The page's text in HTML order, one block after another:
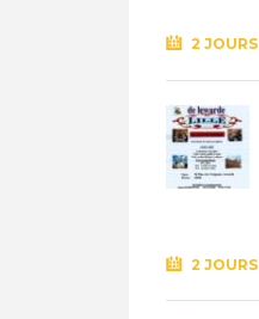
2 JOURS
2 JOURS